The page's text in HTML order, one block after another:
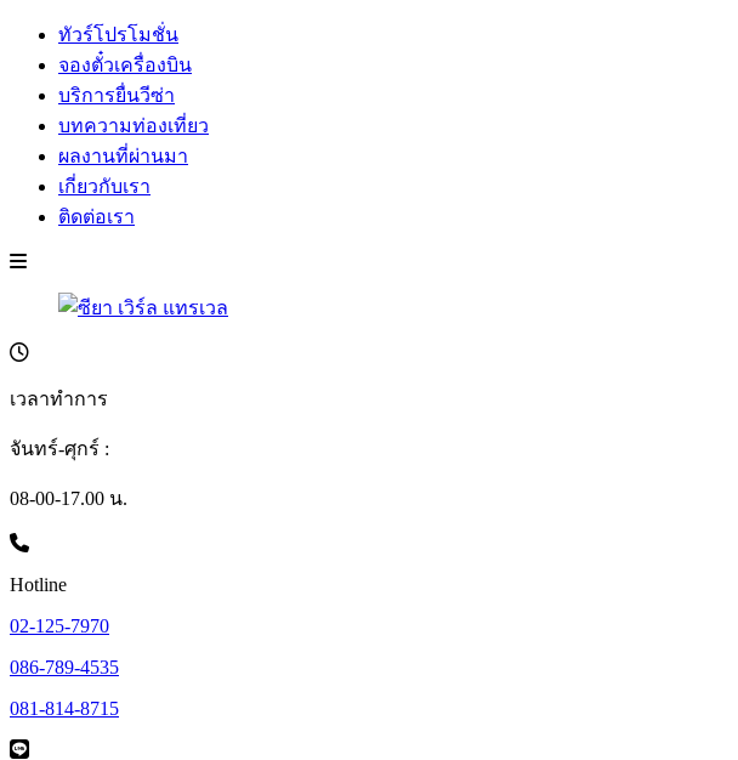
ทัวร์โปรโมชั่น
จองตั๋วเครื่องบิน
บริการยื่นวีซ่า
บทความท่องเที่ยว
ผลงานที่ผ่านมา
เกี่ยวกับเรา
ติดต่อเรา
เวลาทำการ
จันทร์-ศุกร์ :
08-00-17.00 น.
Hotline
02-125-7970
086-789-4535
081-814-8715